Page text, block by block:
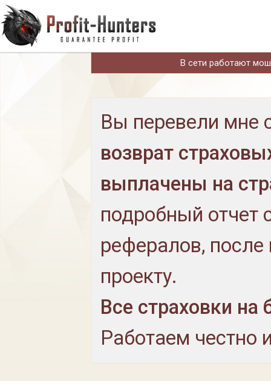
В сети работают
Вы перевели мне
возврат
выплачены на
подробный отчет
рефералов,
проекту.
Все страховки на
Работаем честно